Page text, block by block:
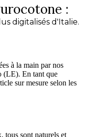
:
digitalisés d'Italie.
à la main par nos
(LE). En tant que
sur mesure selon les
tous sont naturels et